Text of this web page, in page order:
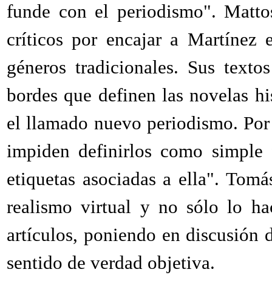
funde con el periodismo".
críticos por encajar a Martínez
géneros tradicionales. Sus
bordes que definen las novelas
el llamado nuevo periodismo.
impiden definirlos como
etiquetas asociadas a ella".
realismo virtual y no sólo lo
artículos, poniendo en discusión
sentido de verdad objetiva.